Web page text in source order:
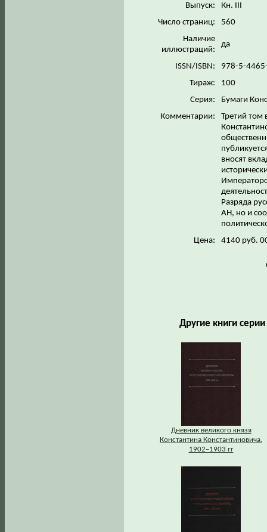
Выпуск:
Кн. III
Число страниц:
560
Наличие
иллюстраций:
да
ISSN/ISBN:
978-5-
Тираж:
100
Серия:
Бумаги
Комментарии:
Третий том
вносят
Разряда
АН, но и
Цена:
4140 руб.
Другие книги
Дневник великого князя
Константина Константиновича.
1902–1903 гг